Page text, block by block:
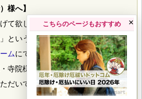
様へ】
て欲しい！」「うちのお寺もこのサ
というご希望がありましたら、こち
ムにて掲載のご希望送付下さい。
寺院様の掲載には、とくに掲載料や
だいておりません。喜んで掲載させ
こちらのページもおすすめ ×